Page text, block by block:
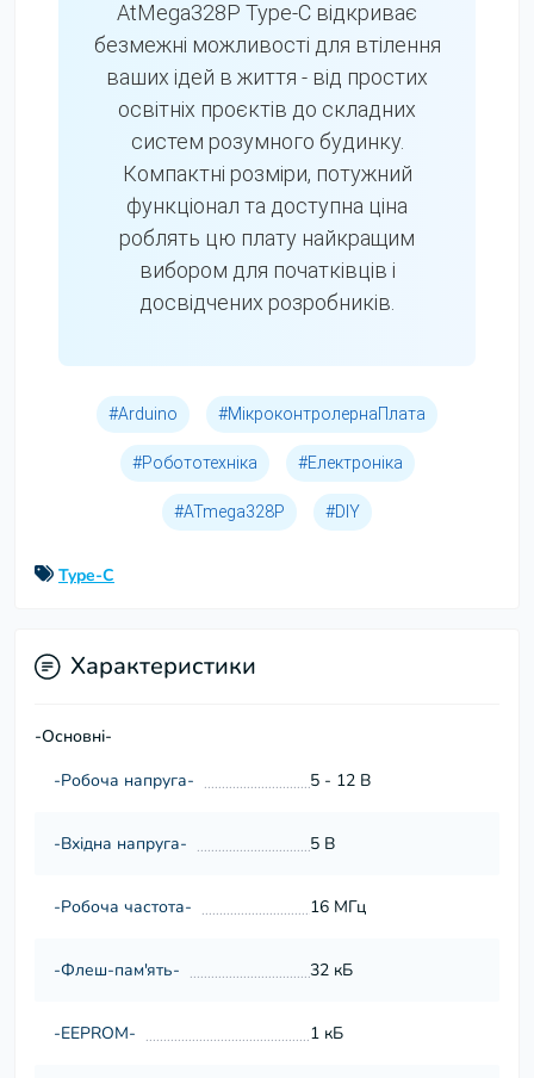
AtMega328P Type-C відкриває
безмежні можливості для втілення
ваших ідей в життя - від простих
освітніх проєктів до складних
систем розумного будинку.
Компактні розміри, потужний
функціонал та доступна ціна
роблять цю плату найкращим
вибором для початківців і
досвідчених розробників.
#Arduino #МікроконтролернаПлата
#Робототехніка #Електроніка
#ATmega328P #DIY
Type-C
Характеристики
-Основні-
-Робоча напруга-
5 - 12 В
-Вхідна напруга- 5 В
-Робоча частота- 16 МГц
-Флеш-пам'ять- 32 кБ
-EEPROM- 1 кБ